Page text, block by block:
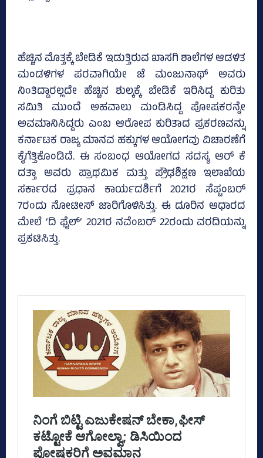
ಹೆಚ್ಚಿನ ಮೊತ್ತಕ್ಕೆ ಬೇಡಿಕೆ ಇಡುತ್ತಿರುವ ಖಾಸಗಿ ಶಾಲೆಗಳ ಆಡಳಿತ
ಮಂಡಳಿಗಳ ಪರವಾಗಿಯೇ ಜೆ ಮಂಜುನಾಥ್‌ ಅವರು
ನಿಂತಿದ್ದಾರಲ್ಲದೇ ಹೆಚ್ಚಿನ ಶುಲ್ಕಕ್ಕೆ ಬೇಡಿಕೆ ಇರಿಸಿದ್ದ ಕುರಿತು
ಸಮಿತಿ ಮುಂದೆ ಅಹವಾಲು ಮಂಡಿಸಿದ್ದ ಪೋಷಕರನ್ನೇ
ಅವಮಾನಿಸಿದ್ದರು ಎಂಬ ಆರೋಪ ಕುರಿತಾದ ಪ್ರಕರಣವನ್ನು
ಕರ್ನಾಟಕ ರಾಜ್ಯ ಮಾನವ ಹಕ್ಕುಗಳ ಆಯೋಗವು ವಿಚಾರಣೆಗೆ
ಕೈಗೆತ್ತಿಕೊಂಡಿದೆ. ಈ ಸಂಬಂಧ ಆಯೋಗದ ಸದಸ್ಯ ಆರ್‌ ಕೆ
ದತ್ತಾ ಅವರು ಪ್ರಾಥಮಿಕ ಮತ್ತು ಪ್ರೌಢಶಿಕ್ಷಣ ಇಲಾಖೆಯ
ಸರ್ಕಾರದ ಪ್ರಧಾನ ಕಾರ್ಯದರ್ಶಿಗೆ 2021ರ ಸೆಪ್ಟಂಬರ್‌
7ರಂದು ನೋಟೀಸ್‌ ಜಾರಿಗೊಳಿಸಿತ್ತು. ಈ ದೂರಿನ ಆಧಾರದ
ಮೇಲೆ ‘ದಿ ಫೈಲ್‌’ 2021ರ ನವೆಂಬರ್‌ 22ರಂದು ವರದಿಯನ್ನು
ಪ್ರಕಟಿಸಿತ್ತು.